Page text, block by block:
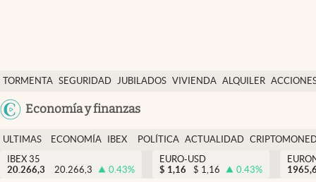
TORMENTA SEGURIDAD JUBILADOS VIVIENDA ALQUILER
USA
Economía y finanzas
Economía y finanzas
Política
Actualidad
Criptomonedas
ULTIMAS
NOTICIAS
ECONOMÍA
FINANZAS
IBEX
EURO
POLÍTICA ACTUALIDAD
IBEX 35
20.266,3
20.266,3 0.43%
EURO-USD
$ 1,16 $ 1,16 0.43%